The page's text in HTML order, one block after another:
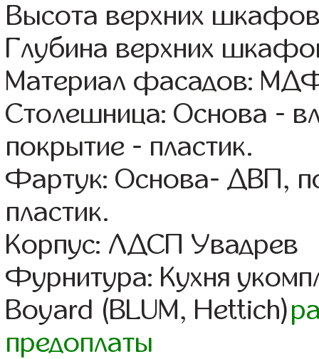
Высота верхних
Глубина верхних
Материал фасадов:
Столешница: Основа -
покрытие - пластик.
Фартук: Основа- ДВП,
пластик.
Корпус: ЛДСП Увадрев
Фурнитура: Кухня
Boyard (BLUM, Hettich)
предоплаты